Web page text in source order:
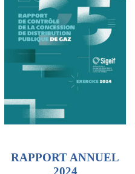
RAPPORT ANNUEL